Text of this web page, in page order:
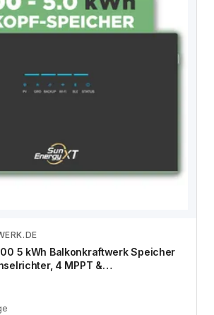
Zum Angebot
5 kWh Balkonkraftwerk Speicher
4 MPPT &